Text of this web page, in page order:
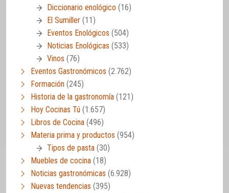
Diccionario enológico (16)
El Sumiller (11)
Eventos Enológicos (504)
Noticias Enológicas (533)
Vinos (76)
Eventos Gastronómicos (2.762)
Formación (245)
Historia de la gastronomía (121)
Hoy Cocinas Tú (1.657)
Libros de Cocina (496)
Materia prima y productos (954)
Tipos de pasta (30)
Muebles de cocina (18)
Noticias gastronómicas (6.928)
Nuevas tendencias (395)